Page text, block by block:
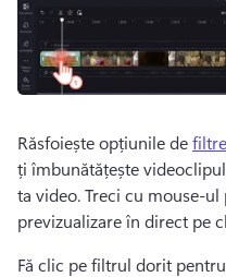
Răsfoiește opțiunile de
ți îmbunătățește
ta video. Treci cu mouse-
previzualizare în direct pe
Fă clic pe filtrul dorit